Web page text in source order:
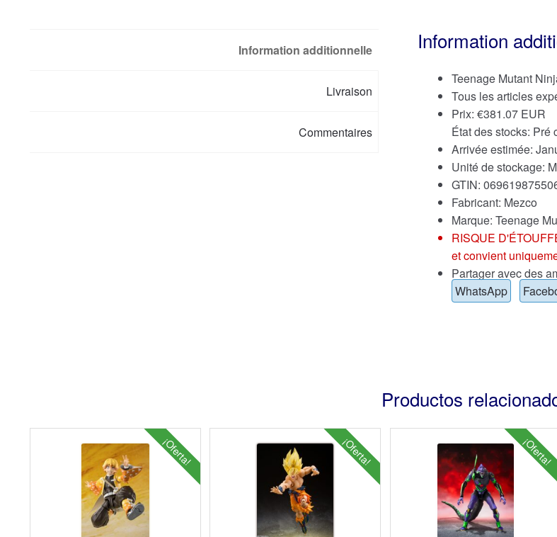
Information additionnelle
Livraison
Commentaires
Information
Teenage Mutant
Tous les articles
Prix: €381.07 EUR
État des stocks: Pré
Arrivée estimée:
Unité de stockage:
GTIN:
Fabricant: Mezco
Marque: Teenage
RISQUE
et convient
Partager avec des
WhatsApp
Productos
¡Oferta! ¡Oferta! ¡Oferta!